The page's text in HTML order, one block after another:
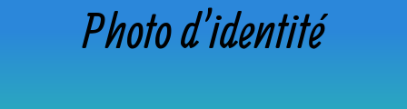
Photo d'identité